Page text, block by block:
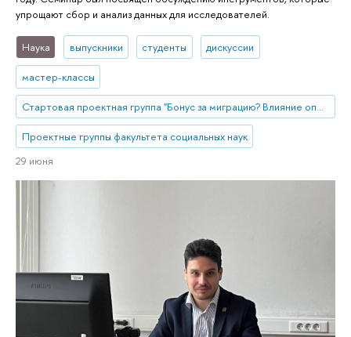
упрощают сбор и анализ данных для исследователей.
Наука выпускники студенты дискуссии
мастер-классы
Стартовая проектная группа "Бонус за миграцию? Влияние опыта внутристрановой миграции на разные аспекты качества жизни мигрантов"
Проектные группы факультета социальных наук
29 июня